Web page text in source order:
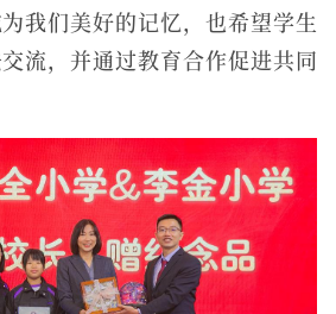
我们美好的记忆，也希望学生
流，并通过教育合作促进共同